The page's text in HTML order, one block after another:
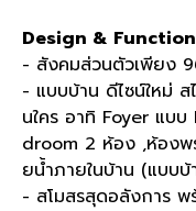
Design & Function
- สังคมส่วนตัวเพียง
- แบบบ้าน ดีไซน์ใหม่
นใคร อาทิ Foyer แบ
droom 2 ห้อง ,ห้องพ
ยน้ำภายในบ้าน (แบบ
- สโมสรสุดอลังการ พ